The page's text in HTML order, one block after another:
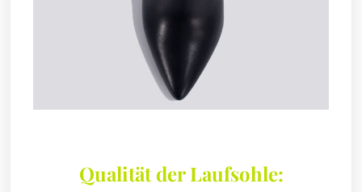
Qualität der Laufsohle: